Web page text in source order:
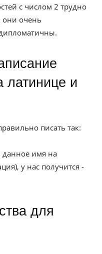
с числом 2 трудно
они очень
и
писать так:
данное имя на
у нас получится -